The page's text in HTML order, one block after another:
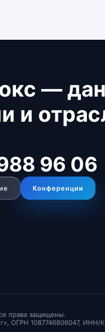
—
и
96 06
Конференции
права защищены.
ОГРН 1087746806047, ИНН/